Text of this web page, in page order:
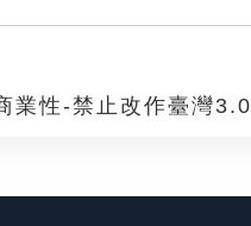
業性-禁止改作臺灣